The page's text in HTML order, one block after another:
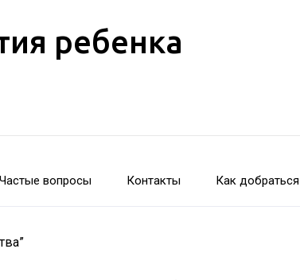
ребенка
Частые вопросы Контакты Как добраться